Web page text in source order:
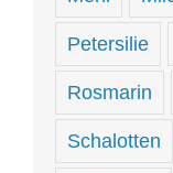
Petersilie
Rosmarin
Schalotten